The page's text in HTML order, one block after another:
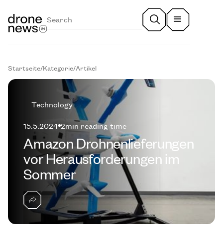
Startseite/Kategorie/Artikel
Technology
15.5.2024 2min reading time
Amazon Drohnenlieferungen
vor Herausforderungen im
Sommer